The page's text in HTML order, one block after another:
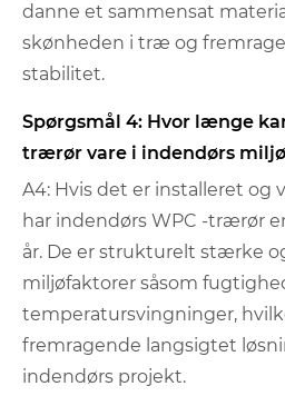
danne et sammensat
skønheden i træ og
stabilitet.
Spørgsmål 4: Hvor længe
trærør vare i indendørs
A4: Hvis det er installeret og
har indendørs WPC -trærør
år. De er strukturelt stærke
miljøfaktorer såsom
temperatursvingninger,
fremragende langsigtet
indendørs projekt.